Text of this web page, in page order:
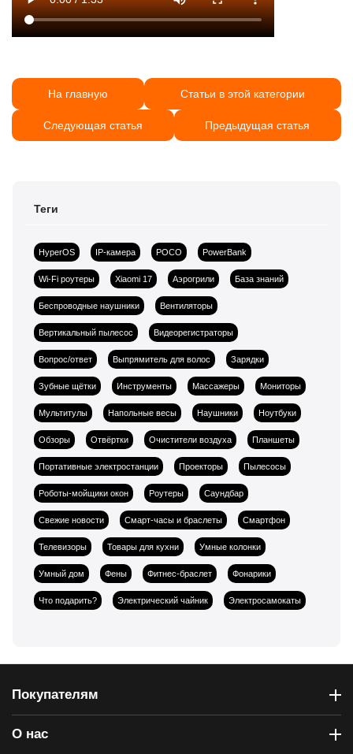
На главную Статьи в этой категории
Следующая статья Предыдущая статья
Теги
HyperOS IP-камера POCO PowerBank
Wi-Fi роутеры Xiaomi 17 Аэрогрили База знаний
Беспроводные наушники Вентиляторы
Вертикальный пылесос Видеорегистраторы
Вопрос/ответ Выпрямитель для волос Зарядки
Зубные щётки Инструменты Массажеры Мониторы
Мультитулы Напольные весы Наушники Ноутбуки
Обзоры Отвёртки Очистители воздуха Планшеты
Портативные электростанции Проекторы Пылесосы
Роботы-мойщики окон Роутеры Саундбар
Свежие новости Смарт-часы и браслеты Смартфон
Телевизоры Товары для кухни Умные колонки
Умный дом Фены Фитнес-браслет Фонарики
Что подарить? Электрический чайник Электросамокаты
Покупателям
О нас